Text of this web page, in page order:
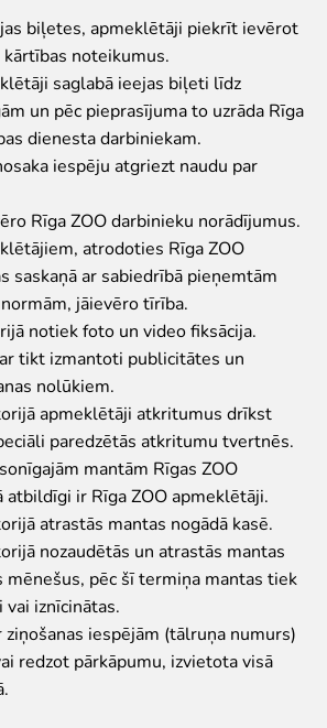
biļetes, apmeklētāji piekrīt ievērot
kārtības noteikumus.
saglabā ieejas biļeti līdz
un pēc pieprasījuma to uzrāda Rīga
dienesta darbiniekam.
iespēju atgriezt naudu par
Rīga ZOO darbinieku norādījumus.
atrodoties Rīga ZOO
saskaņā ar sabiedrībā pieņemtām
jāievēro tīrība.
notiek foto un video fiksācija.
tikt izmantoti publicitātes un
nolūkiem.
apmeklētāji atkritumus drīkst
paredzētās atkritumu tvertnēs.
mantām Rīgas ZOO
atbildīgi ir Rīga ZOO apmeklētāji.
atrastās mantas nogādā kasē.
nozaudētās un atrastās mantas
pēc šī termiņa mantas tiek
iznīcinātas.
ziņošanas iespējām (tālruņa numurs)
redzot pārkāpumu, izvietota visā